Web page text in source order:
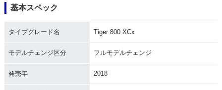
2015年 Tiger 800 X
Cx・追加
C・フルモデルチェ
基本スペック
タイプグレード名 Tiger 800 XCx
モデルチェンジ区分 フルモデルチェンジ
発売年 2018